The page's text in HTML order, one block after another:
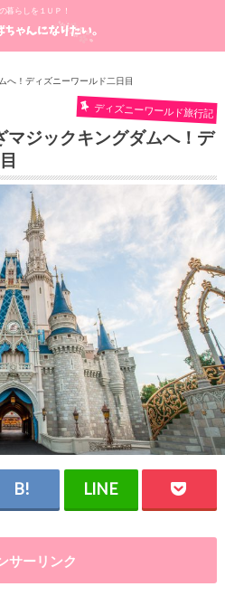
暮らしを１ＵＰ！
へ！ディズニーワールド二日目
ディズニーワールド旅行記
マジックキングダムへ！デ
サーリンク